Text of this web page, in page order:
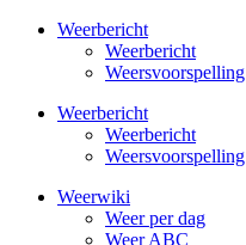
Weerbericht
Weerbericht
Weersvoorspelling
Weerbericht
Weerbericht
Weersvoorspelling
Weerwiki
Weer per dag
Weer ABC